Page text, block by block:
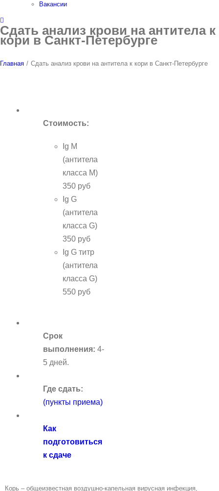
Вакансии
Сдать анализ крови на антитела к
кори в Санкт-Петербурге
Главная / Сдать анализ крови на антитела к кори в Санкт-Петербурге
Стоимость:
Ig М
(антитела
класса М)
350 руб
Ig G
(антитела
класса G)
350 руб
Ig G титр
(антитела
класса G)
550 руб
Срок
выполнения: 4-
5 дней.
Где сдать:
(пункты приема)
Как
подготовиться
к сдаче
Корь – общеизвестная воздушно-капельная вирусная инфекция,